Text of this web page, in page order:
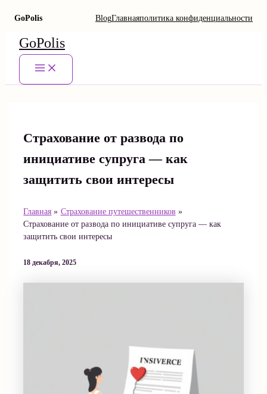
GoPolis BlogГлавнаяполитика конфиденциальности
Перейти
содержимому
GoPolis
Main
Страхование от развода по
инициативе супруга — как
защитить свои интересы
Главная
Страхование путешественников
Страхование от развода по инициативе супруга — как
защитить свои интересы
18 декабря, 2025